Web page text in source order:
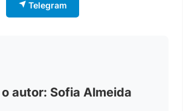
Telegram
autor: Sofia Almeida